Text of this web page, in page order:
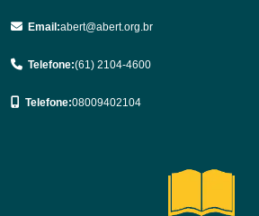
Email:abert@abert.org.br
Telefone:(61) 2104-4600
Telefone:08009402104